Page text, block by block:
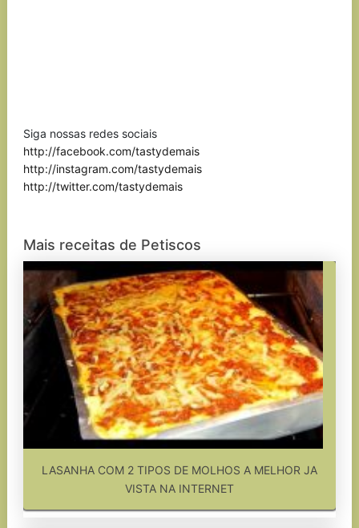
Siga nossas redes sociais
http://facebook.com/tastydemais
http://instagram.com/tastydemais
http://twitter.com/tastydemais
Mais receitas de Petiscos
LASANHA COM 2 TIPOS DE MOLHOS A MELHOR JA
VISTA NA INTERNET